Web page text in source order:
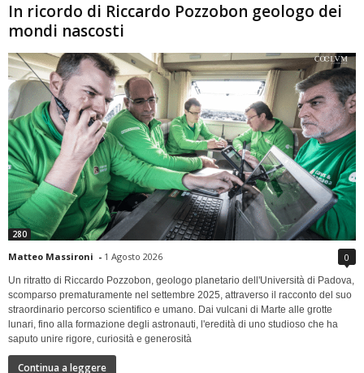
In ricordo di Riccardo Pozzobon geologo dei
mondi nascosti
280
Matteo Massironi - 1 Agosto 2026 0
Un ritratto di Riccardo Pozzobon, geologo planetario dell'Università di Padova,
scomparso prematuramente nel settembre 2025, attraverso il racconto del suo
straordinario percorso scientifico e umano. Dai vulcani di Marte alle grotte
lunari, fino alla formazione degli astronauti, l'eredità di uno studioso che ha
saputo unire rigore, curiosità e generosità
Continua a leggere